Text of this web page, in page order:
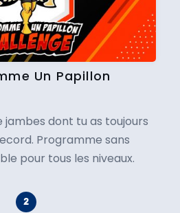
Un Papillon
jambes dont tu as toujours
Programme sans
pour tous les niveaux.